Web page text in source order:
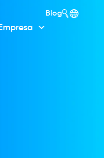
Empresa
Blog